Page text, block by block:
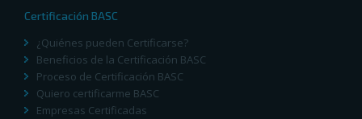
Certificación BASC
¿Quiénes pueden Certificarse?
Beneficios de la Certificación BASC
Proceso de Certificación BASC
Quiero certificarme BASC
Empresas Certificadas